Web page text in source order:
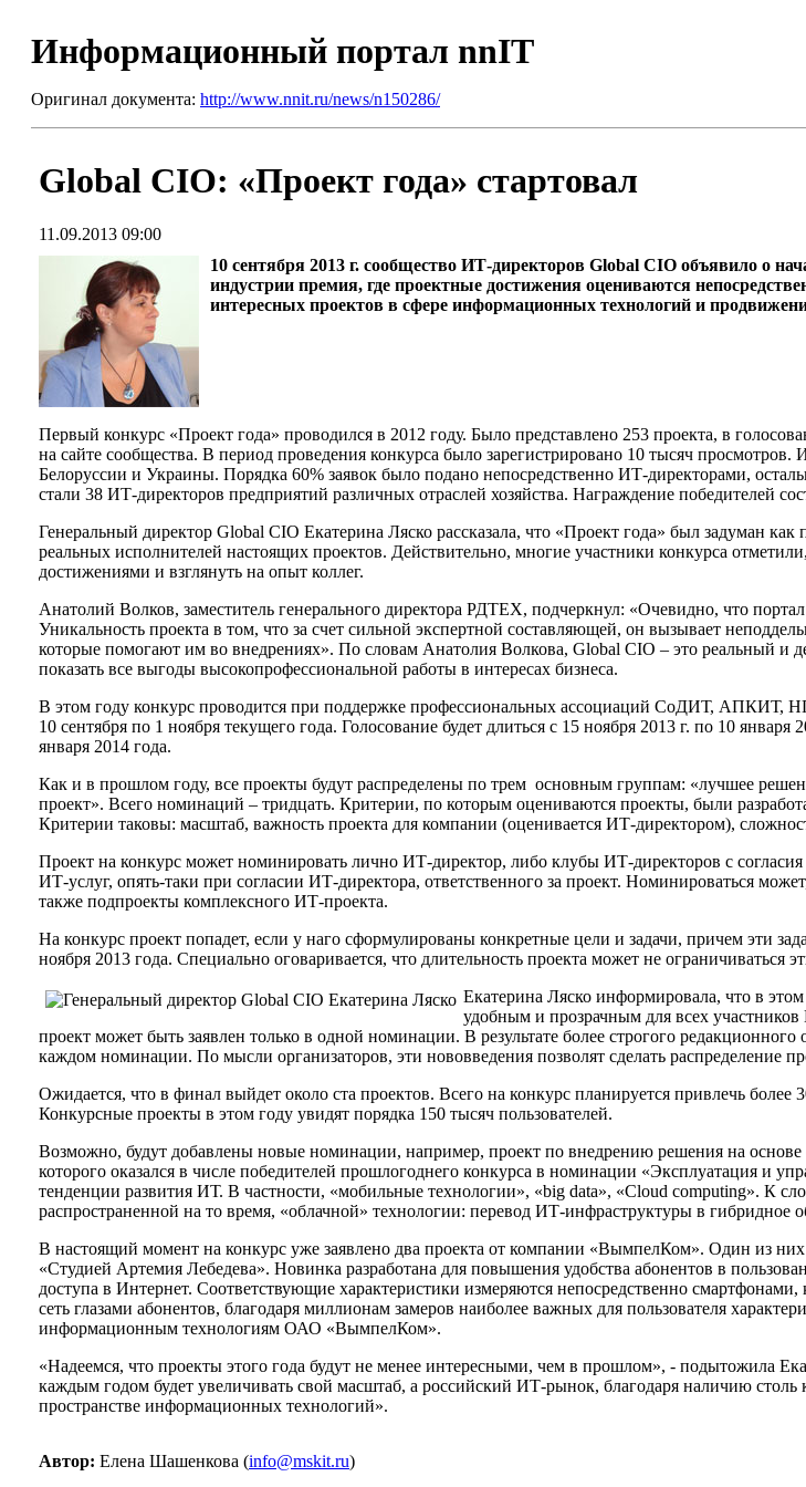
Информационный портал nnIT
Оригинал документа: http://www.nnit.ru/news/n150286/
Global CIO: «Проект года» стартовал
11.09.2013 09:00
10 сентября 2013 г. сообщество ИТ-директоров Global CIO объявило о
индустрии премия, где проектные достижения оцениваются
интересных проектов в сфере информационных технологий и
Первый конкурс «Проект года» проводился в 2012 году. Было представлено 253 проекта, в
на сайте сообщества. В период проведения конкурса было зарегистрировано 10 тысяч
Белоруссии и Украины. Порядка 60% заявок было подано непосредственно ИТ-директорами,
стали 38 ИТ-директоров предприятий различных отраслей хозяйства. Награждение победителей
Генеральный директор Global CIO Екатерина Ляско рассказала, что «Проект года» был задуман
реальных исполнителей настоящих проектов. Действительно, многие участники конкурса
достижениями и взглянуть на опыт коллег.
Анатолий Волков, заместитель генерального директора РДТЕХ, подчеркнул: «Очевидно, что
Уникальность проекта в том, что за счет сильной экспертной составляющей, он вызывает
которые помогают им во внедрениях». По словам Анатолия Волкова, Global CIO – это реальный и
показать все выгоды высокопрофессиональной работы в интересах бизнеса.
В этом году конкурс проводится при поддержке профессиональных ассоциаций СоДИТ,
10 сентября по 1 ноября текущего года. Голосование будет длиться с 15 ноября 2013 г. по 10
января 2014 года.
Как и в прошлом году, все проекты будут распределены по трем основным группам: «лучшее
проект». Всего номинаций – тридцать. Критерии, по которым оцениваются проекты, были
Критерии таковы: масштаб, важность проекта для компании (оценивается ИТ-директором),
Проект на конкурс может номинировать лично ИТ-директор, либо клубы ИТ-директоров с
ИТ-услуг, опять-таки при согласии ИТ-директора, ответственного за проект. Номинироваться
также подпроекты комплексного ИТ-проекта.
На конкурс проект попадет, если у наго сформулированы конкретные цели и задачи, причем эти
ноября 2013 года. Специально оговаривается, что длительность проекта может не ограничиваться
Екатерина Ляско информировала, что в этом
удобным и прозрачным для всех
проект может быть заявлен только в одной номинации. В результате более строгого
каждом номинации. По мысли организаторов, эти нововведения позволят сделать распределение
Ожидается, что в финал выйдет около ста проектов. Всего на конкурс планируется привлечь более
Конкурсные проекты в этом году увидят порядка 150 тысяч пользователей.
Возможно, будут добавлены новые номинации, например, проект по внедрению решения на
которого оказался в числе победителей прошлогоднего конкурса в номинации «Эксплуатация
тенденции развития ИТ. В частности, «мобильные технологии», «big data», «Cloud computing». К
распространенной на то время, «облачной» технологии: перевод ИТ-инфраструктуры в гибридное
В настоящий момент на конкурс уже заявлено два проекта от компании «ВымпелКом». Один из
«Студией Артемия Лебедева». Новинка разработана для повышения удобства абонентов в
доступа в Интернет. Соответствующие характеристики измеряются непосредственно
сеть глазами абонентов, благодаря миллионам замеров наиболее важных для пользователя
информационным технологиям ОАО «ВымпелКом».
«Надеемся, что проекты этого года будут не менее интересными, чем в прошлом», - подытожила
каждым годом будет увеличивать свой масштаб, а российский ИТ-рынок, благодаря наличию столь
пространстве информационных технологий».
Автор: Елена Шашенкова (info@mskit.ru)